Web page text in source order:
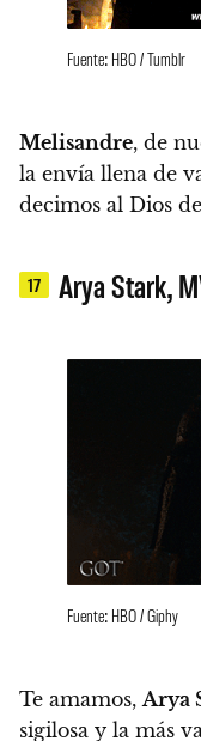
Fuente: HBO / Tumblr
Melisandre, de
la envía llena de
decimos al Dios
17 Arya Stark,
Fuente: HBO / Giphy
Te amamos, Arya
sigilosa y la más